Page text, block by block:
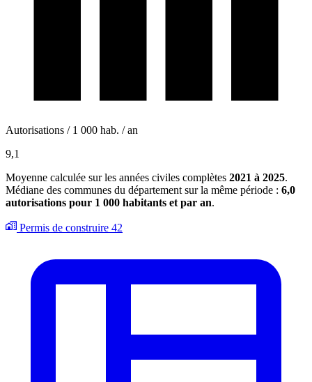
Autorisations / 1 000 hab. / an
9,1
Moyenne calculée sur les années civiles complètes 2021 à 2025.
Médiane des communes du département sur la même période : 6,0
autorisations pour 1 000 habitants et par an.
Permis de construire 42